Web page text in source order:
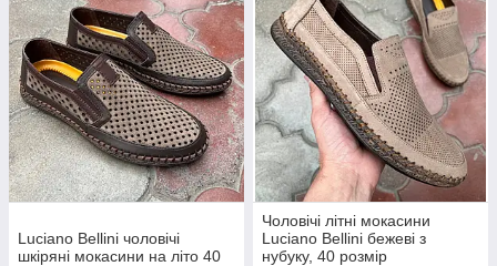
Luciano Bellini чоловічі
шкіряні мокасини на літо 40
Чоловічі літні мокасини
Luciano Bellini бежеві з
нубуку, 40 розмір